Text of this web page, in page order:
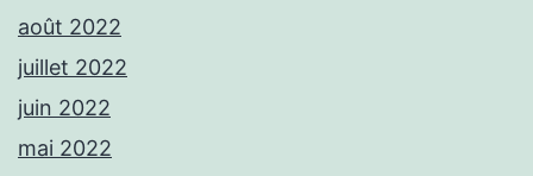
août 2022
juillet 2022
juin 2022
mai 2022